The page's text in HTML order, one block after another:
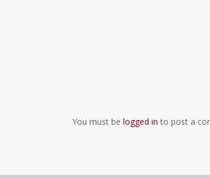
You must be logged in to post a